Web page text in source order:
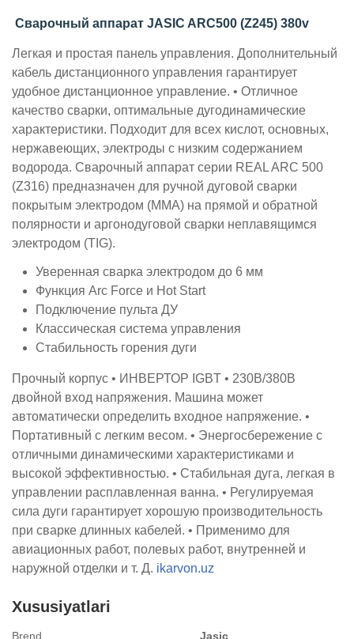
Сварочный аппарат JASIC ARC500 (Z245) 380v
Легкая и простая панель управления. Дополнительный
кабель дистанционного управления гарантирует
удобное дистанционное управление. • Отличное
качество сварки, оптимальные дугодинамические
характеристики. Подходит для всех кислот, основных,
нержавеющих, электроды с низким содержанием
водорода. Сварочный аппарат серии REAL ARC 500
(Z316) предназначен для ручной дуговой сварки
покрытым электродом (MMA) на прямой и обратной
полярности и аргонодуговой сварки неплавящимся
электродом (TIG).
Уверенная сварка электродом до 6 мм
Функция Arc Force и Hot Start
Подключение пульта ДУ
Классическая система управления
Стабильность горения дуги
Прочный корпус • ИНВЕРТОР IGBT • 230В/380В
двойной вход напряжения. Машина может
автоматически определить входное напряжение. •
Портативный с легким весом. • Энергосбережение с
отличными динамическими характеристиками и
высокой эффективностью. • Стабильная дуга, легкая в
управлении расплавленная ванна. • Регулируемая
сила дуги гарантирует хорошую производительность
при сварке длинных кабелей. • Применимо для
авиационных работ, полевых работ, внутренней и
наружной отделки и т. Д. ikarvon.uz
Xususiyatlari
Brend Jasic